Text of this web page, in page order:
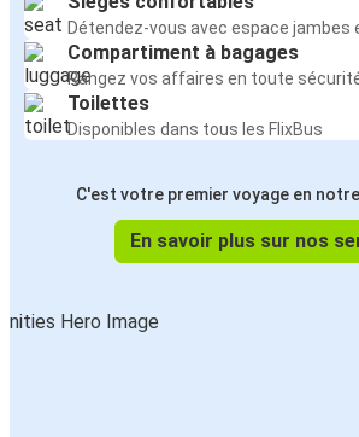
Détendez-vous avec espace jambes
Compartiment à bagages
Rangez vos affaires en toute
Toilettes
Disponibles dans tous les FlixBus
C'est votre premier voyage en
En savoir plus sur nos